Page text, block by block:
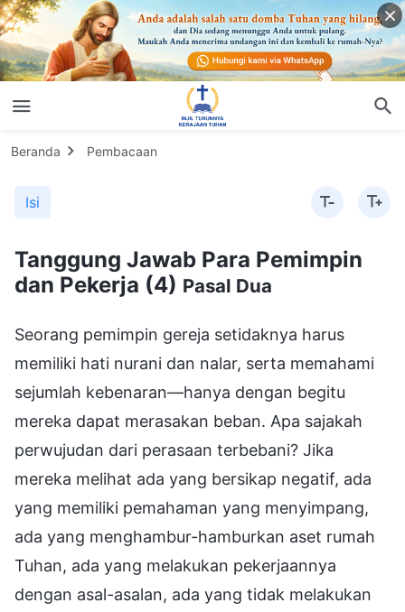
Beranda Pembacaan
Isi
Tanggung Jawab Para Pemimpin
dan Pekerja (4) Pasal Dua
Seorang pemimpin gereja setidaknya harus
memiliki hati nurani dan nalar, serta memahami
sejumlah kebenaran—hanya dengan begitu
mereka dapat merasakan beban. Apa sajakah
perwujudan dari perasaan terbebani? Jika
mereka melihat ada yang bersikap negatif, ada
yang memiliki pemahaman yang menyimpang,
ada yang menghambur-hamburkan aset rumah
Tuhan, ada yang melakukan pekerjaannya
dengan asal-asalan, ada yang tidak melakukan